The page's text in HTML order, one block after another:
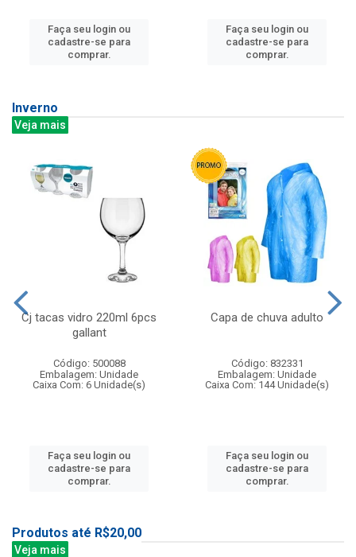
Faça seu login ou
cadastre-se para
comprar.
Faça seu login ou
cadastre-se para
comprar.
Inverno
Veja mais
Cj tacas vidro 220ml 6pcs
gallant
Código: 500088
Embalagem: Unidade
Caixa Com: 6 Unidade(s)
Faça seu login ou
cadastre-se para
comprar.
Capa de chuva adulto
Código: 832331
Embalagem: Unidade
Caixa Com: 144 Unidade(s)
Faça seu login ou
cadastre-se para
comprar.
Produtos até R$20,00
Veja mais